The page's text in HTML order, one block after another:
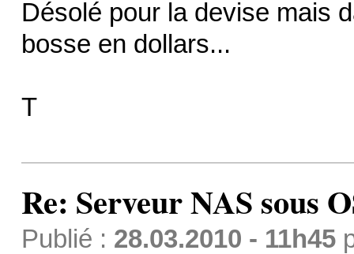
Désolé pour la devise mais
bosse en dollars...
T
Re: Serveur NAS sous
Publié : 28.03.2010 - 11h45